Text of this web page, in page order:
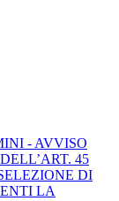
- AVVISO
45
DI
LA